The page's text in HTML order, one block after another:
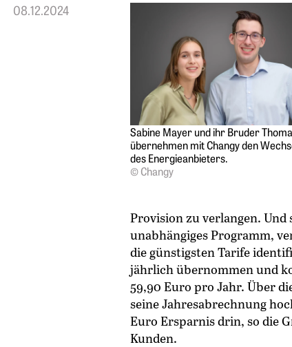
08.12.2024
Sabine Mayer und ihr Bruder
übernehmen mit Changy den
des Energieanbieters.
© Changy
Provision zu verlangen.
unabhängiges Programm,
die günstigsten Tarife
jährlich übernommen und
59,90 Euro pro Jahr. Über
seine Jahresabrechnung
Euro Ersparnis drin, so die
Kunden.